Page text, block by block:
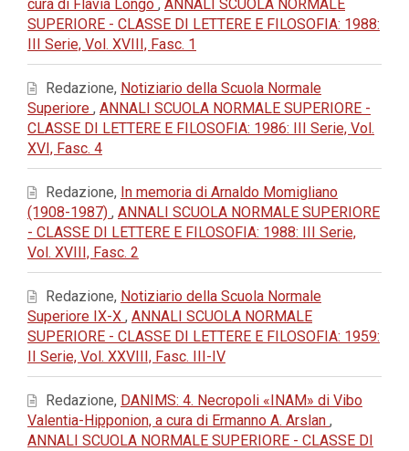
cura di Flavia Longo , ANNALI SCUOLA NORMALE
SUPERIORE - CLASSE DI LETTERE E FILOSOFIA: 1988:
III Serie, Vol. XVIII, Fasc. 1
Redazione, Notiziario della Scuola Normale
Superiore , ANNALI SCUOLA NORMALE SUPERIORE -
CLASSE DI LETTERE E FILOSOFIA: 1986: III Serie, Vol.
XVI, Fasc. 4
Redazione, In memoria di Arnaldo Momigliano
(1908-1987) , ANNALI SCUOLA NORMALE SUPERIORE
- CLASSE DI LETTERE E FILOSOFIA: 1988: III Serie,
Vol. XVIII, Fasc. 2
Redazione, Notiziario della Scuola Normale
Superiore IX-X , ANNALI SCUOLA NORMALE
SUPERIORE - CLASSE DI LETTERE E FILOSOFIA: 1959:
II Serie, Vol. XXVIII, Fasc. III-IV
Redazione, DANIMS: 4. Necropoli «INAM» di Vibo
Valentia-Hipponion, a cura di Ermanno A. Arslan ,
ANNALI SCUOLA NORMALE SUPERIORE - CLASSE DI